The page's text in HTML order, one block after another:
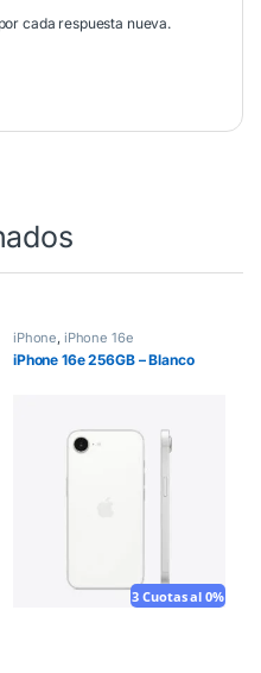
cada respuesta nueva.
iPhone, iPhone 16e
iPhone 16e 256GB – Blanco
3 Cuotas al 0%